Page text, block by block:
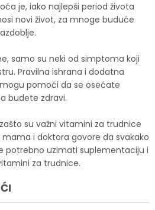
je, iako najlepši period života
novi život, za mnoge buduće
samo su neki od simptoma koji
Pravilna ishrana i dodatna
pomoći da se osećate
budete zdravi.
su važni vitamini za trudnice
i doktora govore da svakako
potrebno uzimati suplementaciju i
za trudnice.